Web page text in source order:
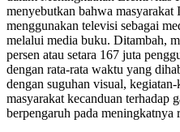
menyebutkan bahwa masyarakat
menggunakan televisi sebagai
melalui media buku. Ditambah,
persen atau setara 167 juta
dengan rata-rata waktu yang
dengan suguhan visual,
masyarakat kecanduan terhadap
berpengaruh pada meningkatnya